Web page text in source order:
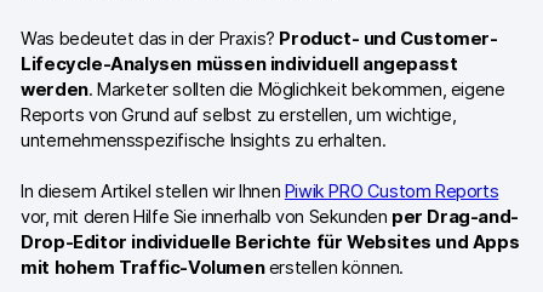
Webinare
Playbook zur Datenaktivierung
Help Center
Piwik PRO Academy
Was bedeutet das in der Praxis? Product- und Customer-
Lifecycle-Analysen müssen individuell angepasst
werden. Marketer sollten die Möglichkeit bekommen, eigene
Reports von Grund auf selbst zu erstellen, um wichtige,
unternehmensspezifische Insights zu erhalten.
In diesem Artikel stellen wir Ihnen Piwik PRO Custom Reports
vor, mit deren Hilfe Sie innerhalb von Sekunden per Drag-and-
Drop-Editor individuelle Berichte für Websites und Apps
mit hohem Traffic-Volumenerstellen können.